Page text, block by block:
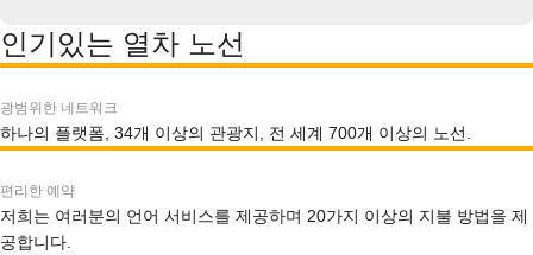
인기있는 열차 노선
광범위한 네트워크
하나의 플랫폼, 34개 이상의 관광지, 전 세계 700개 이상의 노선.
편리한 예약
저희는 여러분의 언어 서비스를 제공하며 20가지 이상의 지불 방법을 제
공합니다.